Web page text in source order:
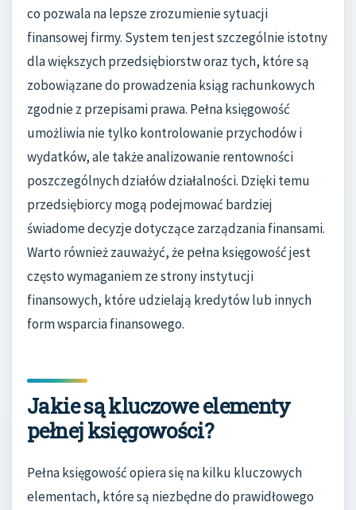
co pozwala na lepsze zrozumienie sytuacji
finansowej firmy. System ten jest szczególnie istotny
dla większych przedsiębiorstw oraz tych, które są
zobowiązane do prowadzenia ksiąg rachunkowych
zgodnie z przepisami prawa. Pełna księgowość
umożliwia nie tylko kontrolowanie przychodów i
wydatków, ale także analizowanie rentowności
poszczególnych działów działalności. Dzięki temu
przedsiębiorcy mogą podejmować bardziej
świadome decyzje dotyczące zarządzania finansami.
Warto również zauważyć, że pełna księgowość jest
często wymaganiem ze strony instytucji
finansowych, które udzielają kredytów lub innych
form wsparcia finansowego.
Jakie są kluczowe elementy
pełnej księgowości?
Pełna księgowość opiera się na kilku kluczowych
elementach, które są niezbędne do prawidłowego